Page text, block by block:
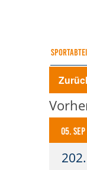
05. Sep
Notwendige
Website nicht
Background